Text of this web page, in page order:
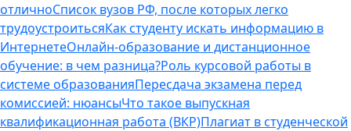
отличноСписок вузов РФ, после которых легко
трудоустроитьсяКак студенту искать информацию в
ИнтернетеОнлайн-образование и дистанционное
обучение: в чем разница?Роль курсовой работы в
системе образованияПересдача экзамена перед
комиссией: нюансыЧто такое выпускная
квалификационная работа (ВКР)Плагиат в студенческой